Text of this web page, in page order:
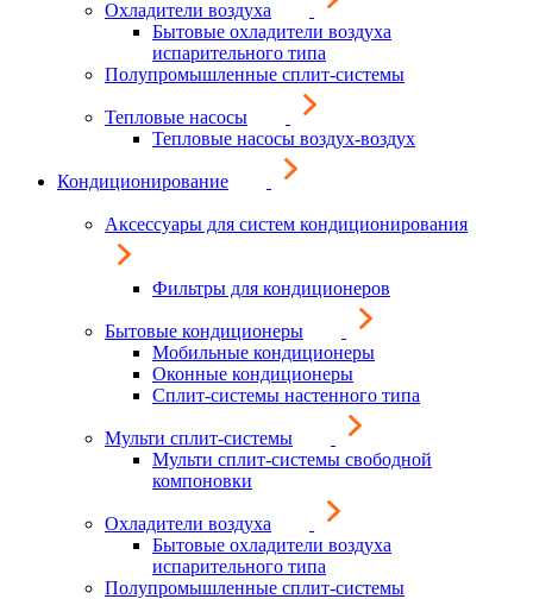
Охладители воздуха
Бытовые охладители воздуха
испарительного типа
Полупромышленные сплит-системы
Тепловые насосы
Тепловые насосы воздух-воздух
Кондиционирование
Аксессуары для систем кондиционирования
Фильтры для кондиционеров
Бытовые кондиционеры
Мобильные кондиционеры
Оконные кондиционеры
Сплит-системы настенного типа
Мульти сплит-системы
Мульти сплит-системы свободной
компоновки
Охладители воздуха
Бытовые охладители воздуха
испарительного типа
Полупромышленные сплит-системы